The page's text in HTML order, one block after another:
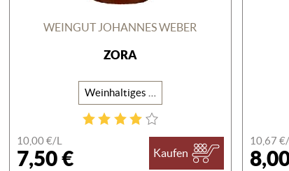
WEINGUT JOHANNES WEBER
ZORA
10,00 €/L
7,50 € Kaufen
10,67 €/